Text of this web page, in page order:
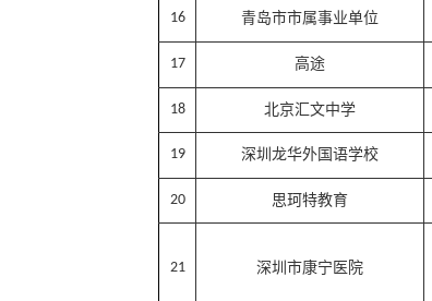
16 青岛市市属事业单位
17 高途
18 北京汇文中学
19 深圳龙华外国语学校
20 思珂特教育
21 深圳市康宁医院